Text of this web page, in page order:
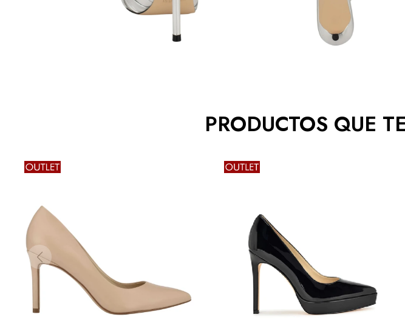
PRODUCTOS QUE